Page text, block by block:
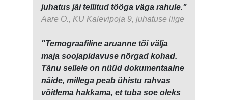
juhatus jäi tellitud tööga väga rahule."
Aare O., KÜ Kalevipoja 9, juhatuse liige
"Temograafiline aruanne tõi välja
maja soojapidavuse nõrgad kohad.
Tänu sellele on nüüd dokumentaalne
näide, millega peab ühistu rahvas
võitlema hakkama, et tuba soe oleks